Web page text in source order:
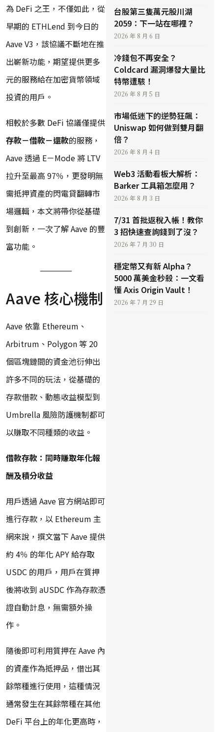
為 DeFi 之王，不僅如此，從
早期的 ETHLend 到今日的
Aave V3，該協議不斷地在推
出嶄新功能，期望提供更多
元的服務給在加密貨幣領域
投資的用戶。
相較於多數 DeFi 協議僅提供
存款－借款－還款的服務，
Aave 透過 E－Mode 將 LTV
拉升至最高 97％，更發明無
需抵押資產的閃電貸翻轉市
場邏輯，本文將帶你從基礎
到創新，一次了解 Aave 的豐
富功能。
Aave 核心機制
Aave 依靠 Ethereum、
Arbitrum、Polygon 等 20
個區塊鏈間的資金池衍伸出
許多不同的玩法，從基礎的
存款借款、動態收益模型到
Umbrella 風險防護機制都可
以賺取不同種類的收益。
借款存款：同時賺取年化報
酬及積分收益
用戶透過 Aave 官方網站即可
進行存款，以 Ethereum 主
網來說，撰文當下 Aave 提供
約 4％ 的年化 APY 給存取
USDC 的用戶，用戶在質押
後將收到 aUSDC 作為存款憑
證自動計息，無需額外操
作。
隨後即可利用質押在 Aave 內
的資產作為抵押品，借出其
餘幣種進行使用，這種情況
通常發生在其餘幣種在其他
DeFi 平台上的年化更高時，
台股第三隻萬元股川湖
2059：下一站在哪裡？
2026 年 8 月 6 日
冷錢包不再安全？
Coldcard 漏洞爆發大量比
特幣遭駭！
2026 年 8 月 5 日
市場低迷下的逆勢狂飆：
Uniswap 如何做到雙月翻
倍？
2026 年 8 月 4 日
Web3 活動看板大解析：
Barker 工具箱怎麼用？
2026 年 8 月 3 日
7/31 首批返稅入帳！教你
3 招快速查詢錢到了沒？
2026 年 7 月 30 日
穩定幣又有新 Alpha？
5000 萬美金秒殺：一文看
懂 Axis Origin Vault！
2026 年 7 月 29 日